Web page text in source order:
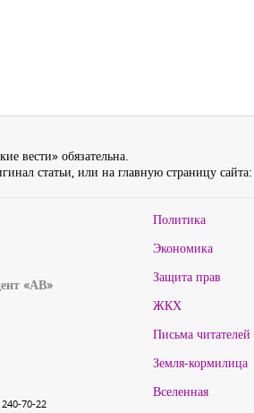
вести» обязательна.
статьи, или на главную страницу сайта:
«АВ»
240-70-22
Политика
Экономика
Защита прав
ЖКХ
Письма читателей
Земля-кормилица
Вселенная